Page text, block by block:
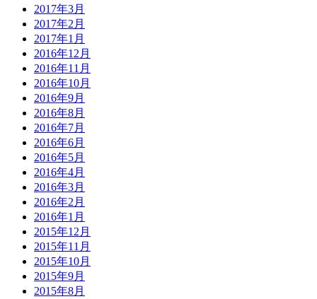
2017年3月
2017年2月
2017年1月
2016年12月
2016年11月
2016年10月
2016年9月
2016年8月
2016年7月
2016年6月
2016年5月
2016年4月
2016年3月
2016年2月
2016年1月
2015年12月
2015年11月
2015年10月
2015年9月
2015年8月